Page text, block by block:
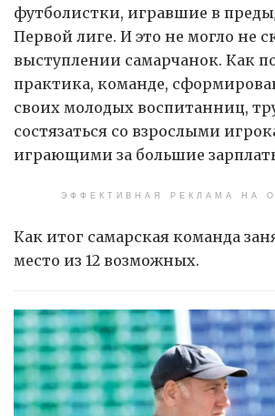
футболистки, игравшие в
Первой лиге. И это не могло не
выступлении самарчанок. Как
практика, команде,
своих молодых воспитанниц,
состязаться со взрослыми
играющими за большие
ЭФФЕКТИВНАЯ РЕКЛАМА НА
Как итог самарская команда
место из 12 возможных.